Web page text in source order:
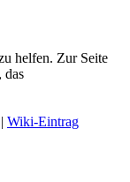
helfen. Zur Seite
das
| Wiki-Eintrag